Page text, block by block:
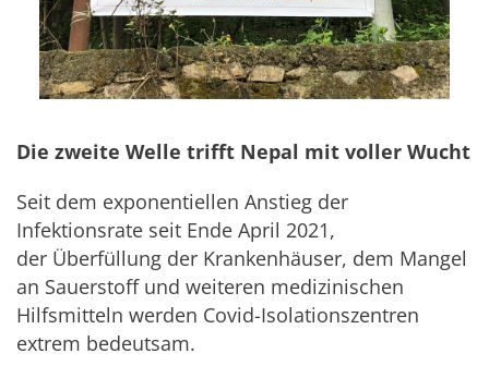
Die zweite Welle trifft Nepal mit voller Wucht
Seit dem exponentiellen Anstieg der
Infektionsrate seit Ende April 2021,
der Überfüllung der Krankenhäuser, dem Mangel
an Sauerstoff und weiteren medizinischen
Hilfsmitteln werden Covid-Isolationszentren
extrem bedeutsam.